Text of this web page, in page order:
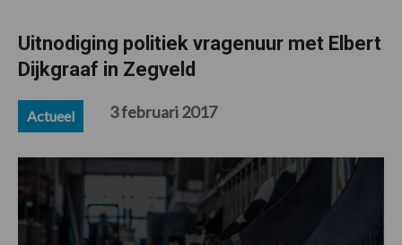
Uitnodiging politiek vragenuur met Elbert
Dijkgraaf in Zegveld
Actueel 3 februari 2017